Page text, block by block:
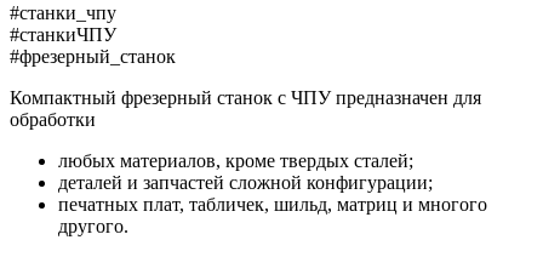
#станки_чпу
#станкиЧПУ
#фрезерный_станок
Компактный фрезерный станок с ЧПУ предназначен для
обработки
любых материалов, кроме твердых сталей;
деталей и запчастей сложной конфигурации;
печатных плат, табличек, шильд, матриц и многого
другого.